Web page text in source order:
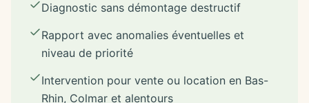
Diagnostic sans démontage destructif
Rapport avec anomalies éventuelles et
niveau de priorité
Intervention pour vente ou location en Bas-
Rhin, Colmar et alentours